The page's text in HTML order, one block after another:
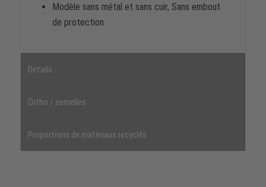
Modèle sans métal et sans cuir, Sans embout
de protection
Details
Ortho / semelles
Proportions de matériaux recyclés